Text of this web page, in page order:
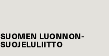
SUOMEN LUONNON­
SUOJELU­LIITTO